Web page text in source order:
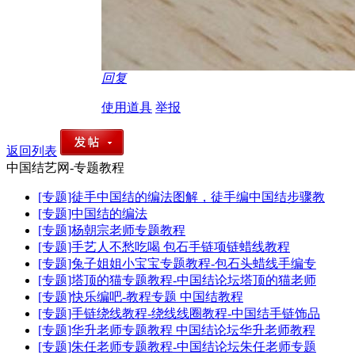
回复
使用道具 举报
返回列表
中国结艺网-专题教程
[专题]徒手中国结的编法图解，徒手编中国结步骤教
[专题]中国结的编法
[专题]杨朝宗老师专题教程
[专题]手艺人不愁吃喝 包石手链项链蜡线教程
[专题]兔子姐姐小宝宝专题教程-包石头蜡线手编专
[专题]塔顶的猫专题教程-中国结论坛塔顶的猫老师
[专题]快乐编吧-教程专题 中国结教程
[专题]手链绕线教程-绕线线圈教程-中国结手链饰品
[专题]华升老师专题教程 中国结论坛华升老师教程
[专题]朱任老师专题教程-中国结论坛朱任老师专题